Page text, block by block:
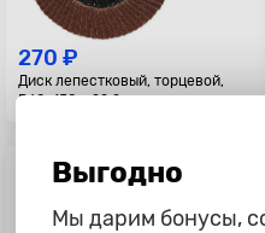
270 ₽
Диск лепестковый, торцевой,
P60, 150 х 22,2 мм
Выгодно
Мы дарим бонусы,